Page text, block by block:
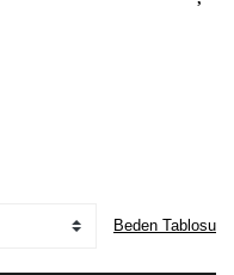
Beden Tablosu